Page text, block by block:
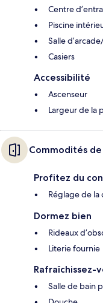
Centre
Piscine
Salle
Casiers
Accessibilité
Ascenseur
Largeur de la
Commodités
Profitez du
Réglage de
Dormez bien
Rideaux
Literie fournie
Rafraîchissez-
Salle de bain